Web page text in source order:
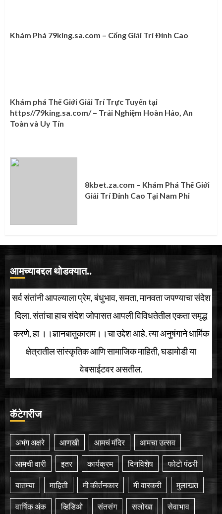
Khám Phá 79king.sa.com – Cổng Giải Trí Đỉnh Cao
Khám phá Thế Giới Giải Trí Trực Tuyến tại
https//79king.sa.com/ – Trải Nghiệm Hoàn Hảo, An
Toàn và Uy Tín
8kbet.za.com – Khám Phá Thế Giới
Giải Trí Đỉnh Cao Tại Nam Phi
आमच्याबद्दल थोडक्यात..
सर्व संतांनी आपल्याला प्रेम, बंधुभाव, समता, मानवता जपण्याचा संदेश
दिला. संतांचा हाच संदेश जोपासत आपली विविधतेतील एकता समृद्ध
करणे, हा ।।ज्ञानबातुकाराम।।चा उद्देश आहे. त्या अनुषंगाने धार्मिक
क्षेत्रातील सांस्कृतिक आणि सामाजिक माहिती, घडामोडी या
वेबसाईटवर असतील.
कॅटेगरीज
अभंग अक्षरे आणखी आमचं मंदिर आमचा उत्सव
आमची वारी इतर कार्यक्रम दिनविशेष फोटो पंढरी
बातम्या माहिती मी कीर्तनकार मी वारकरी मुलाखत
वार्षिक अंक व्हिडिओ संतसंग सलोखा सेवाभाव